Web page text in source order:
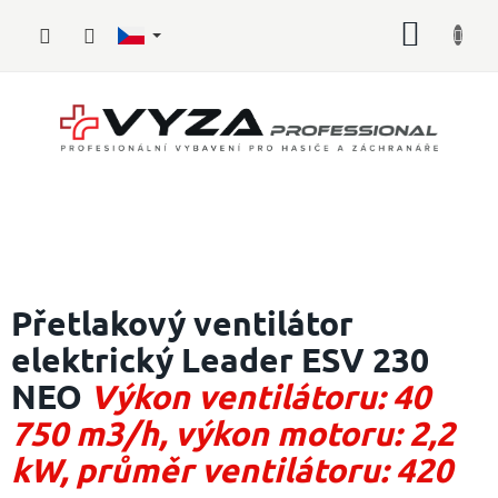
Požární
sport
Zdravotnické
vybavení
Oblečení,
Přetlakový ventilátor
elektrický Leader ESV 230
NEO Výkon ventilátoru: 40
750 m3/h, výkon motoru: 2,2
kW, průměr ventilátoru: 420